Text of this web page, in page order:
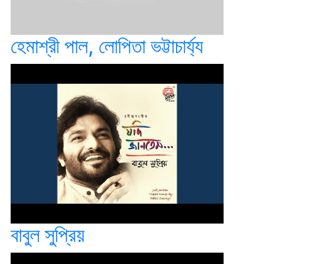
হেমাশ্রী পাল, লোপিতা ভট্টাচার্য্য
বাবুল সুপ্রিয়